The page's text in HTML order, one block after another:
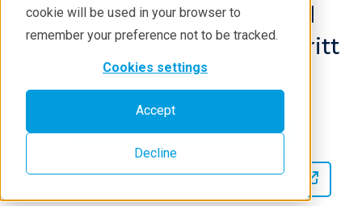
cookie will be used in your browser to
remember your preference not to be tracked.
Cookies settings
Accept
Decline
wissenschaftlichen und
technologischen Fortschritt
leisten
Entdecken Sie unsere Produkte
Erfahren Sie mehr über Rigaku Holdings